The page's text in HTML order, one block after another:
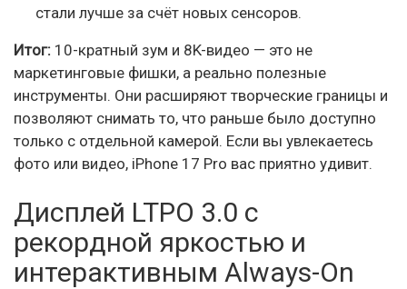
стали лучше за счёт новых сенсоров.
Итог: 10-кратный зум и 8K-видео — это не
маркетинговые фишки, а реально полезные
инструменты. Они расширяют творческие границы и
позволяют снимать то, что раньше было доступно
только с отдельной камерой. Если вы увлекаетесь
фото или видео, iPhone 17 Pro вас приятно удивит.
Дисплей LTPO 3.0 с
рекордной яркостью и
интерактивным Always-On